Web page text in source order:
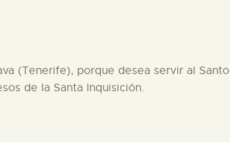
(Tenerife), porque desea servir al Santo
de la Santa Inquisición.